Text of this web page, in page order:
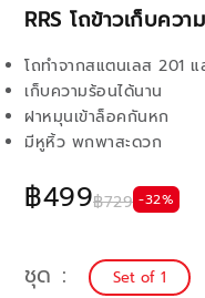
RRS โถข้าวเก็บคว
฿499฿729 -32%
โถทำจากสแตนเลส 201
เก็บความร้อนได้นาน
ฝาหมุนเข้าล็อคกันหก
มีหูหิ้ว พกพาสะดวก
ชุด Set of 1